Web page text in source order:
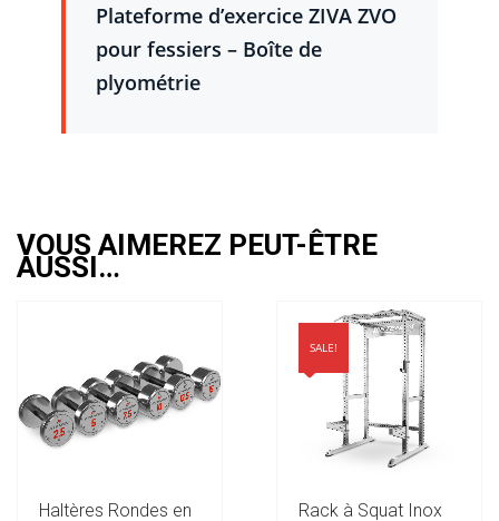
Plateforme d’exercice ZIVA ZVO
pour fessiers – Boîte de
plyométrie
VOUS AIMEREZ PEUT-ÊTRE
AUSSI…
Haltères Rondes en
SALE!
Rack à Squat Inox